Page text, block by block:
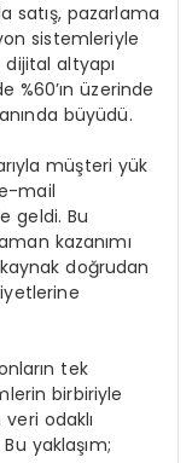
satış, pazarlama
sistemleriyle
dijital altyapı
%60’ın üzerinde
büyüdü.
müşteri yük
mail
geldi. Bu
kazanımı
doğrudan
tek
birbiriyle
odaklı
yaklaşım;